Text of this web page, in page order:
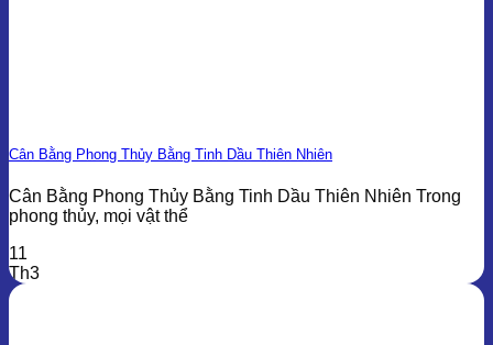
Cân Bằng Phong Thủy Bằng Tinh Dầu Thiên Nhiên
Cân Bằng Phong Thủy Bằng Tinh Dầu Thiên Nhiên Trong
phong thủy, mọi vật thể
11
Th3